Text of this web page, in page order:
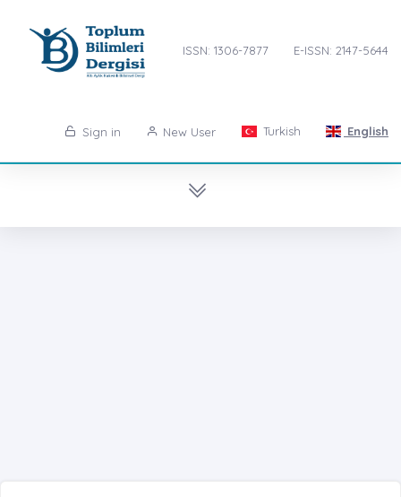
ISSN: 1306-7877 E-ISSN: 2147-5644
Sign in New User Turkish English